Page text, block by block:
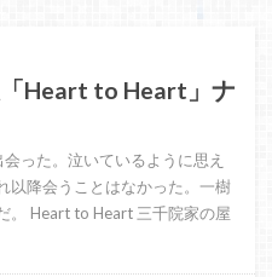
Heart to Heart」ナ
った。泣いているように思え
以降会うことはなかった。一樹
。 Heart to Heart 三千院家の屋